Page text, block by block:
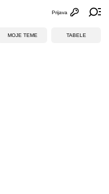
Otvori
Prijava
MOJE TEME TABELE